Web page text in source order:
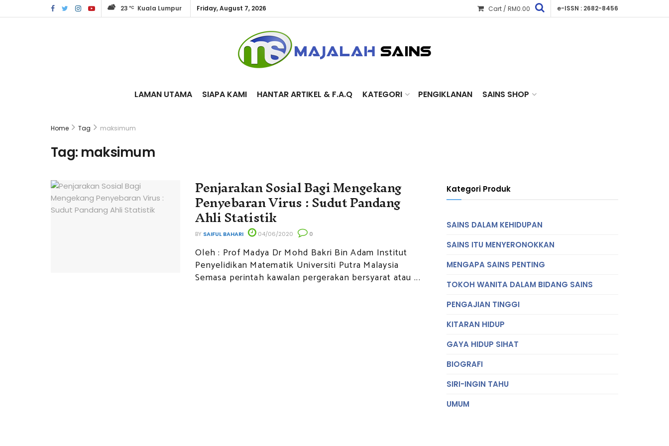
23 °C Kuala Lumpur Friday, August 7, 2026 Cart / RM0.00 e-ISSN : 2682-8456
LAMAN UTAMA SIAPA KAMI HANTAR ARTIKEL & F.A.Q KATEGORI PENGIKLANAN SAINS SHOP
Home Tag maksimum
Tag: maksimum
Penjarakan Sosial Bagi Mengekang
Penyebaran Virus : Sudut Pandang
Ahli Statistik
BY SAIFUL BAHARI 04/06/2020 0
Oleh : Prof Madya Dr Mohd Bakri Bin Adam Institut
Penyelidikan Matematik Universiti Putra Malaysia
Semasa perintah kawalan pergerakan bersyarat atau ...
Kategori Produk
SAINS DALAM KEHIDUPAN
SAINS ITU MENYERONOKKAN
MENGAPA SAINS PENTING
TOKOH WANITA DALAM BIDANG SAINS
PENGAJIAN TINGGI
KITARAN HIDUP
GAYA HIDUP SIHAT
BIOGRAFI
SIRI-INGIN TAHU
UMUM